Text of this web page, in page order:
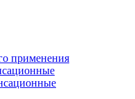
применения